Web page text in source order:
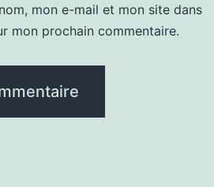
mon e-mail et mon site dans
mon prochain commentaire.